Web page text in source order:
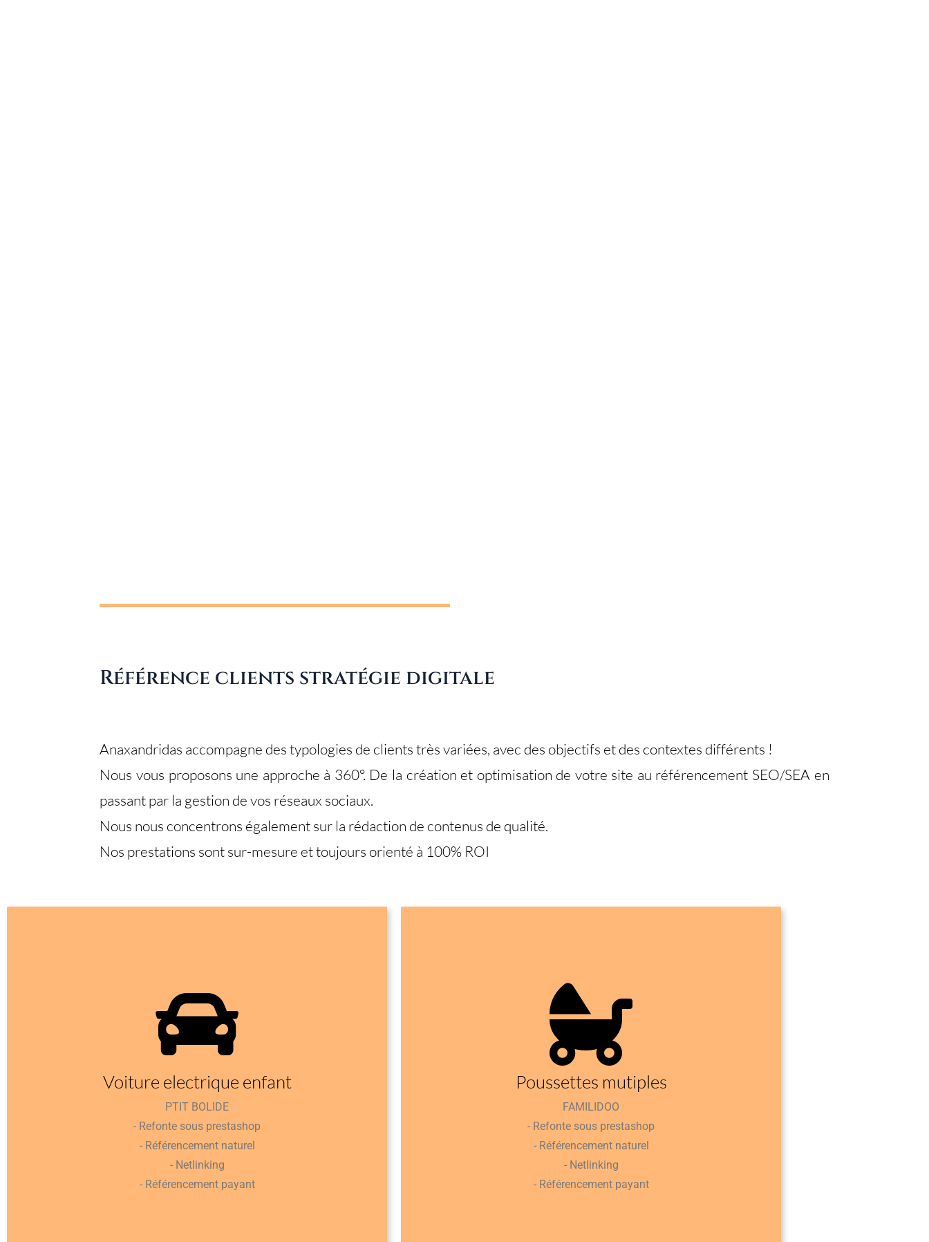
Référence clients stratégie digitale
Anaxandridas accompagne des typologies de clients très variées, avec des objectifs et des contextes différents !
Nous vous proposons une approche à 360°. De la création et optimisation de votre site au référencement SEO/SEA en
passant par la gestion de vos réseaux sociaux.
Nous nous concentrons également sur la rédaction de contenus de qualité.
Nos prestations sont sur-mesure et toujours orienté à 100% ROI
Voiture electrique enfant
PTIT BOLIDE
- Refonte sous prestashop
- Référencement naturel
- Netlinking
- Référencement payant
Poussettes mutiples
FAMILIDOO
- Refonte sous prestashop
- Référencement naturel
- Netlinking
- Référencement payant